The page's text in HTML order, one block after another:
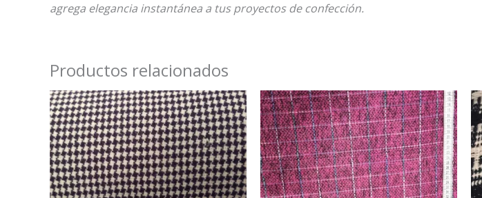
agrega elegancia instantánea a tus proyectos de confección.
Productos relacionados